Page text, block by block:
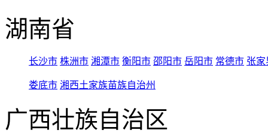
湖南省
长沙市 株洲市 湘潭市 衡阳市 邵阳市 岳阳市 常德市 张家
娄底市 湘西土家族苗族自治州
广西壮族自治区